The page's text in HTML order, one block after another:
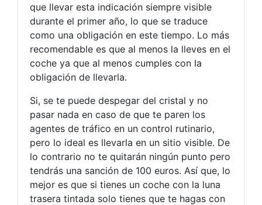
que llevar esta indicación siempre visible
durante el primer año, lo que se traduce
como una obligación en este tiempo. Lo más
recomendable es que al menos la lleves en el
coche ya que al menos cumples con la
obligación de llevarla.
Si, se te puede despegar del cristal y no
pasar nada en caso de que te paren los
agentes de tráfico en un control rutinario,
pero lo ideal es llevarla en un sitio visible. De
lo contrario no te quitarán ningún punto pero
tendrás una sanción de 100 euros. Así que, lo
mejor es que si tienes un coche con la luna
trasera tintada solo tienes que te hagas con